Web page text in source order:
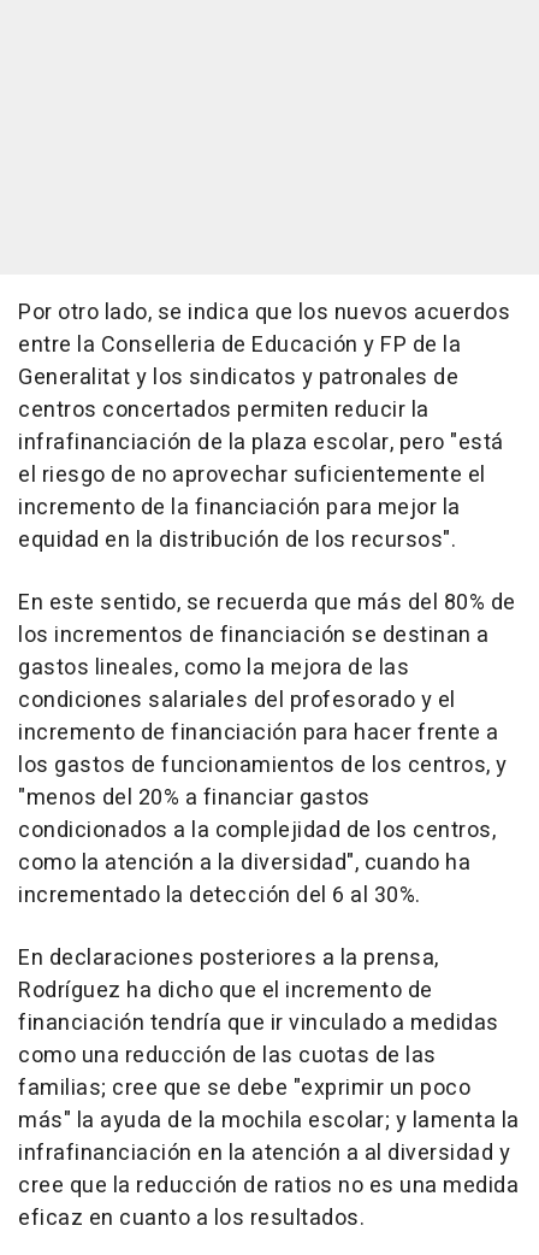
Por otro lado, se indica que los nuevos acuerdos
entre la Conselleria de Educación y FP de la
Generalitat y los sindicatos y patronales de
centros concertados permiten reducir la
infrafinanciación de la plaza escolar, pero "está
el riesgo de no aprovechar suficientemente el
incremento de la financiación para mejor la
equidad en la distribución de los recursos".
En este sentido, se recuerda que más del 80% de
los incrementos de financiación se destinan a
gastos lineales, como la mejora de las
condiciones salariales del profesorado y el
incremento de financiación para hacer frente a
los gastos de funcionamientos de los centros, y
"menos del 20% a financiar gastos
condicionados a la complejidad de los centros,
como la atención a la diversidad", cuando ha
incrementado la detección del 6 al 30%.
En declaraciones posteriores a la prensa,
Rodríguez ha dicho que el incremento de
financiación tendría que ir vinculado a medidas
como una reducción de las cuotas de las
familias; cree que se debe "exprimir un poco
más" la ayuda de la mochila escolar; y lamenta la
infrafinanciación en la atención a al diversidad y
cree que la reducción de ratios no es una medida
eficaz en cuanto a los resultados.